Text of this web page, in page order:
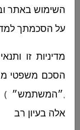
חובה).
בתיבת
7.
המועצה
בעבודות
השימוש באתר
על הסכמתך
מדיניות זו
הסכם משפטי
,״המשתמש״ )
אלה בעיון רב